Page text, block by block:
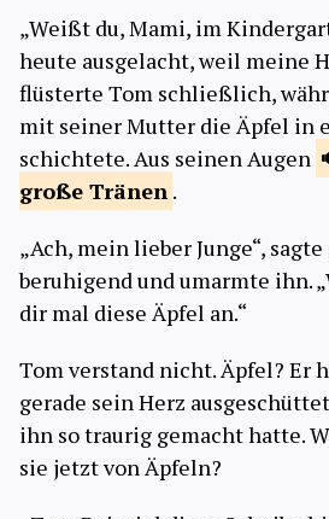
„Weißt du, Mami, im
heute ausgelacht, weil meine
flüsterte Tom schließlich,
mit seiner Mutter die Äpfel in
schichtete. Aus seinen Augen
große Tränen .
„Ach, mein lieber Junge“,
beruhigend und umarmte ihn.
dir mal diese Äpfel an.“
Tom verstand nicht. Äpfel? Er
gerade sein Herz
ihn so traurig gemacht hatte.
sie jetzt von Äpfeln?